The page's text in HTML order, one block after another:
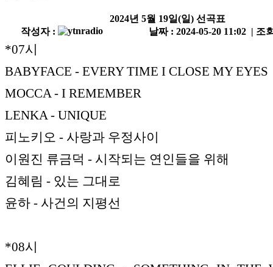
2024년 5월 19일(일) 선곡표
작성자 :
날짜 : 2024-05-20 11:02 | 조
*07시
BABYFACE - EVERY TIME I CLOSE MY EYES
MOCCA - I REMEMBER
LENKA - UNIQUE
피노키오 - 사랑과 우정사이
이원진 류금덕 - 시작되는 연인들을 위해
김혜림 - 있는 그대로
윤하 - 사건의 지평선
*08시